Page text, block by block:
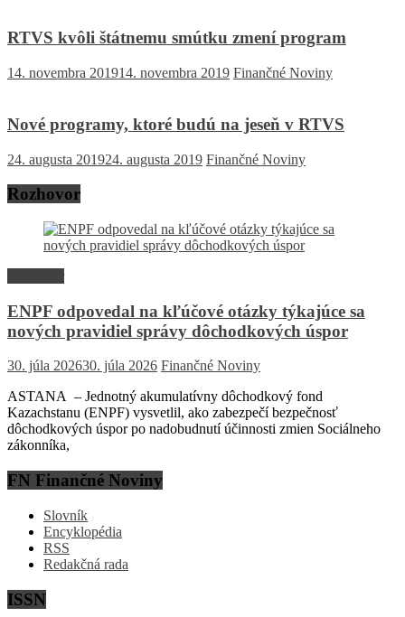
RTVS kvôli štátnemu smútku zmení program
14. novembra 201914. novembra 2019 Finančné Noviny
Nové programy, ktoré budú na jeseň v RTVS
24. augusta 201924. augusta 2019 Finančné Noviny
Rozhovor
ENPF odpovedal na kľúčové otázky týkajúce sa
nových pravidiel správy dôchodkových úspor
30. júla 202630. júla 2026 Finančné Noviny
ASTANA – Jednotný akumulatívny dôchodkový fond
Kazachstanu (ENPF) vysvetlil, ako zabezpečí bezpečnosť
dôchodkových úspor po nadobudnutí účinnosti zmien Sociálneho
zákonníka,
FN Finančné Noviny
Slovník
Encyklopédia
RSS
Redakčná rada
ISSN